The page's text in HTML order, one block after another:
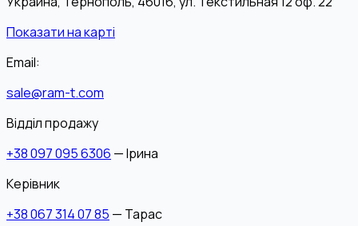
Показати на карті
Email:
sale@ram-t.com
Відділ продажу
+38 097 095 6306 — Ірина
Керівник
+38 067 314 07 85 — Тарас